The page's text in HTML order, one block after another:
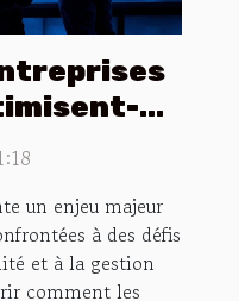
?
un enjeu majeur
à des défis
et à la gestion
comment les